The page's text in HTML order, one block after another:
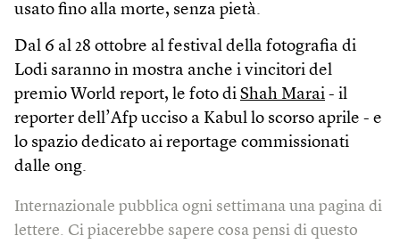
usato fino alla morte, senza pietà.
Dal 6 al 28 ottobre al festival della fotografia di
Lodi saranno in mostra anche i vincitori del
premio World report, le foto di Shah Marai - il
reporter dell’Afp ucciso a Kabul lo scorso aprile - e
lo spazio dedicato ai reportage commissionati
dalle ong.
Internazionale pubblica ogni settimana una pagina di
lettere. Ci piacerebbe sapere cosa pensi di questo